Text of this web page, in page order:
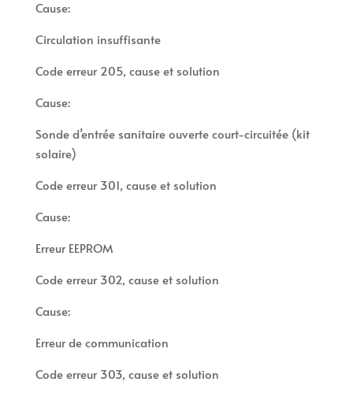
Cause:
Circulation insuffisante
Code erreur 205, cause et solution
Cause:
Sonde d’entrée sanitaire ouverte court-circuitée (kit
solaire)
Code erreur 301, cause et solution
Cause:
Erreur EEPROM
Code erreur 302, cause et solution
Cause:
Erreur de communication
Code erreur 303, cause et solution